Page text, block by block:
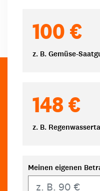
100 €
z. B. Gemüse-
148 €
z. B.
Meinen eigenen